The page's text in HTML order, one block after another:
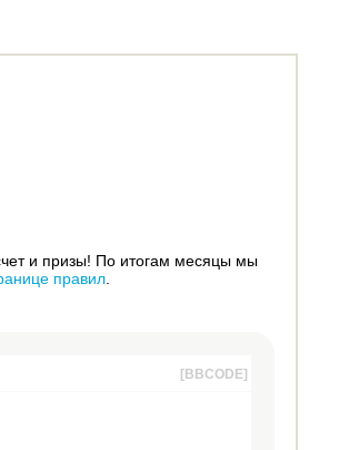
и призы! По итогам месяцы мы
правил.
[BBCODE]